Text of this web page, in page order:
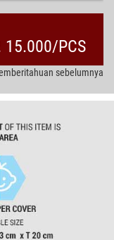
15.000/PCS
sebelumnya